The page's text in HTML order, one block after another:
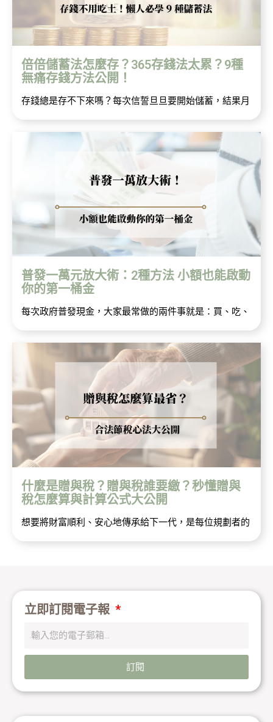
倍倍儲蓄法怎麼存？365存錢法太累？9種
無痛存錢方法公開！
存錢總是存不下來嗎？每次信誓旦旦要開始儲蓄，結果月
普發一萬元放大術：2種方法 小額也能啟動
你的第一桶金
每次政府普發現金，大家最常做的兩件事就是：買、吃、
什麼是贈與稅？贈與稅誰要繳？秒懂贈與
稅怎麼算與計算公式大公開
想要將財富順利、安心地傳承給下一代，是每位規劃者的
立即訂閱電子報
訂閱